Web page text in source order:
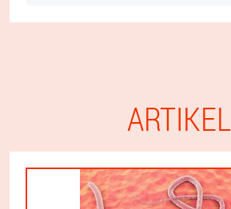
ARTIKEL